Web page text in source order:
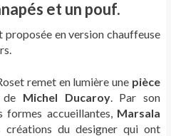
et un pouf.
proposée en version chauffeuse
remet en lumière une pièce
Michel Ducaroy. Par son
accueillantes, Marsala
créations du designer qui ont